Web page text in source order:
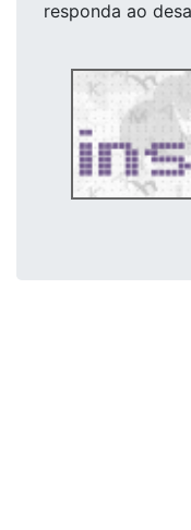
responda ao